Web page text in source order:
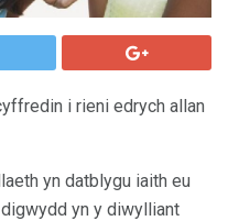
i rieni edrych allan
yn datblygu iaith eu
yn y diwylliant